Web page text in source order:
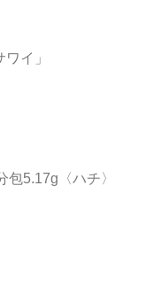
イ」
5.17g〈ハチ〉